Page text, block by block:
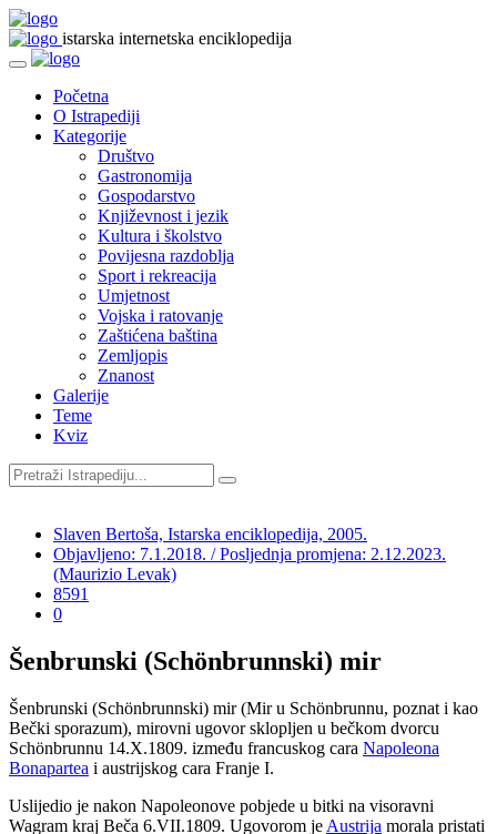
istarska internetska enciklopedija
Početna
O Istrapediji
Kategorije
Društvo
Gastronomija
Gospodarstvo
Književnost i jezik
Kultura i školstvo
Povijesna razdoblja
Sport i rekreacija
Umjetnost
Vojska i ratovanje
Zaštićena baština
Zemljopis
Znanost
Galerije
Teme
Kviz
Slaven Bertoša, Istarska enciklopedija, 2005.
Objavljeno: 7.1.2018. / Posljednja promjena: 2.12.2023.
(Maurizio Levak)
8591
0
Šenbrunski (Schönbrunnski) mir
Šenbrunski (Schönbrunnski) mir (Mir u Schönbrunnu, poznat i kao
Bečki sporazum), mirovni ugovor sklopljen u bečkom dvorcu
Schönbrunnu 14.X.1809. između francuskog cara Napoleona
Bonapartea i austrijskog cara Franje I.
Uslijedio je nakon Napoleonove pobjede u bitki na visoravni
Wagram kraj Beča 6.VII.1809. Ugovorom je Austrija morala pristati